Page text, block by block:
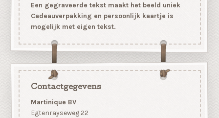
Een gegraveerde tekst maakt het beeld uniek
Cadeauverpakking en persoonlijk kaartje is
mogelijk met eigen tekst.
Contactgegevens
Martinique BV
Egtenrayseweg 22